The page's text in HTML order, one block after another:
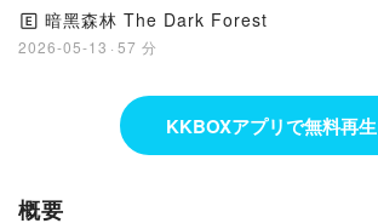
🄴 暗黑森林 The Dark Forest
2026-05-13 · 57 分
KKBOXアプリで無料再生
概要